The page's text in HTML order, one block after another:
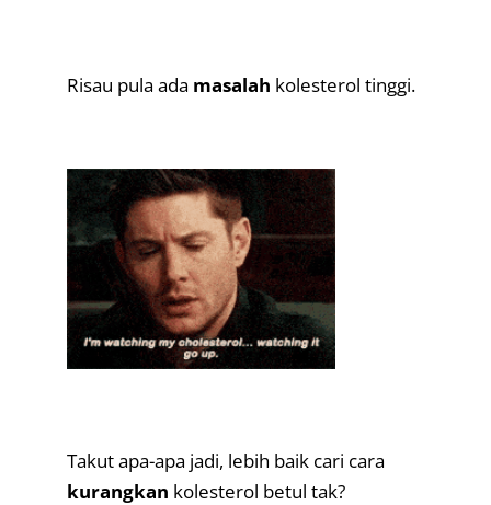
Risau pula ada masalah kolesterol tinggi.
Takut apa-apa jadi, lebih baik cari cara
kurangkan kolesterol betul tak?